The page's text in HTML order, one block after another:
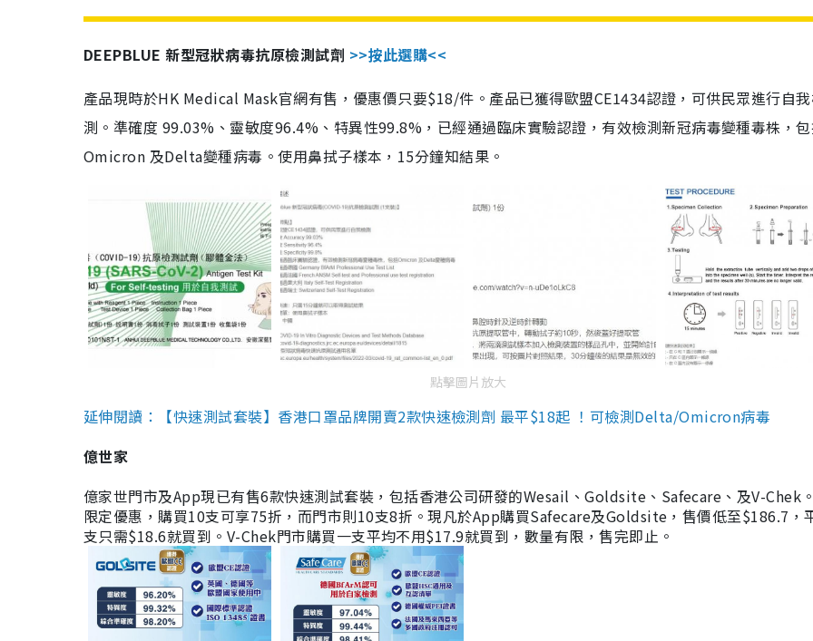
DEEPBLUE 新型冠狀病毒抗原檢測試劑 >>按此選購<<
產品現時於HK Medical Mask官網有售，優惠價只要$18/件。產品已獲得歐盟CE1434認證，可供民眾進行自
測。準確度 99.03%、靈敏度96.4%、特異性99.8%，已經通過臨床實驗認證，有效檢測新冠病毒變種毒株，
Omicron 及Delta變種病毒。使用鼻拭子樣本，15分鐘知結果。
點擊圖片放大
延伸閱讀：【快速測試套裝】香港口罩品牌開賣2款快速檢測劑 最平$18起 ！可檢測Delta/Omicron病毒
億世家
億家世門市及App現已有售6款快速測試套裝，包括香港公司研發的Wesail、Goldsite、Safecare、及V-Chek
限定優惠，購買10支可享75折，而門市則10支8折。現凡於App購買Safecare及Goldsite，售價低至$186.7，
支只需$18.6就買到。V-Chek門市購買一支平均不用$17.9就買到，數量有限，售完即止。